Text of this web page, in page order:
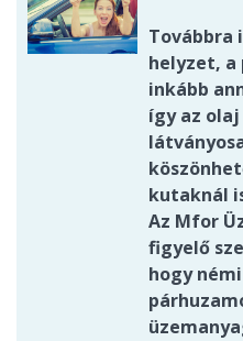
Továbbra
helyzet, a
inkább
így az
kutaknál
Az Mfor
figyelő
hogy